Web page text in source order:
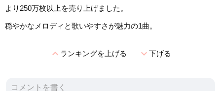
より250万枚以上を売り上げました。
穏やかなメロディと歌いやすさが魅力の1曲。
expand_lessランキングを上げる expand_more下げる